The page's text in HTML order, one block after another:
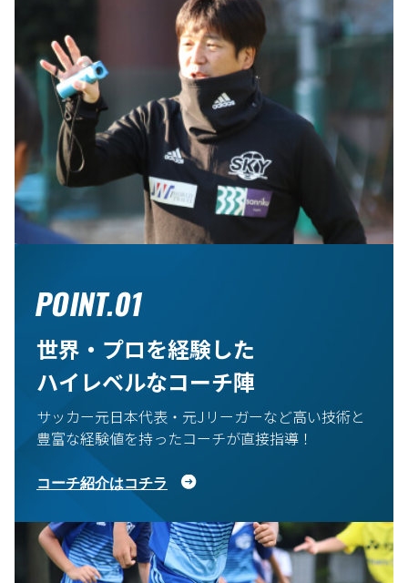
POINT.01
世界・プロを経験した
ハイレベルなコーチ陣
サッカー元日本代表・元Jリーガーなど高い技術と
豊富な経験値を持ったコーチが直接指導！
コーチ紹介はコチラ